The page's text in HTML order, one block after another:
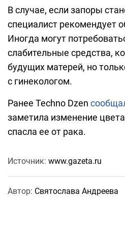
В случае, если запоры
специалист рекомендует
Иногда могут
слабительные средства,
будущих матерей, но
с гинекологом.
Ранее Techno Dzen
заметила изменение
спасла ее от рака.
Источник: www.gazeta.ru
Автор: Святослава Андреева